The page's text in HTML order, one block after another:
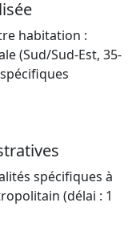
habitation :
(Sud/Sud-Est, 35-
spécifiques à
(délai : 1